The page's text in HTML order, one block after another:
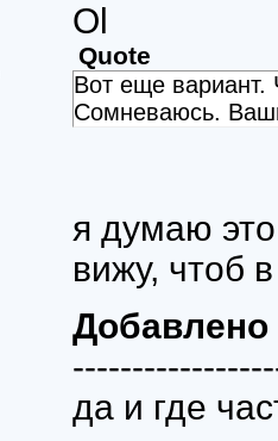
Ol
Quote
Вот еще вариант.
Сомневаюсь.
я думаю это
вижу, чтоб
Добавлено
да и где